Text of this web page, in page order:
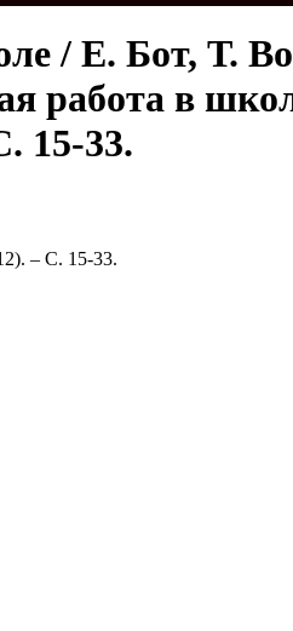
/ Е. Бот, Т.
работа в
15-33.
– С. 15-33.